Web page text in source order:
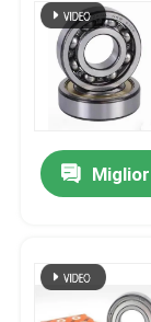
Notizie
Casi
Richiedere
cuscinetti a